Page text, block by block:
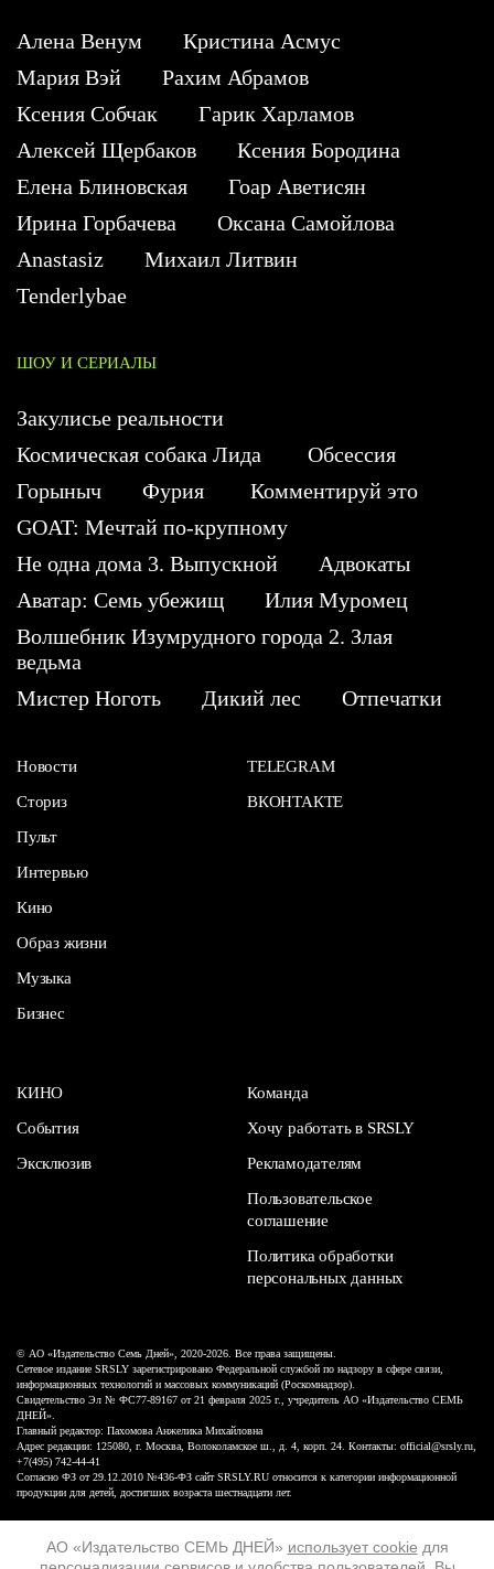
АО «Издательство СЕМЬ ДНЕЙ» использует cookie для
Алена Венум
Кристина Асмус
Мария Вэй
Рахим Абрамов
Ксения Собчак
Гарик Харламов
Алексей Щербаков
Ксения Бородина
Елена Блиновская
Гоар Аветисян
Ирина Горбачева
Оксана Самойлова
Anastasiz
Михаил Литвин
Tenderlybae
ШОУ И СЕРИАЛЫ
Закулисье реальности
Космическая собака Лида
Обсессия
Горыныч
Фурия
Комментируй это
GOAT: Мечтай по-крупному
Не одна дома 3. Выпускной
Адвокаты
Аватар: Семь убежищ
Илия Муромец
Волшебник Изумрудного города 2. Злая
ведьма
Мистер Ноготь
Дикий лес Отпечатки
Новости
Сториз
Пульт
Интервью
Кино
Образ жизни
Музыка
Бизнес
TELEGRAM
ВКОНТАКТЕ
КИНО
События
Эксклюзив
Команда
Хочу работать в SRSLY
Рекламодателям
Пользовательское
соглашение
Политика обработки
персональных данных
© АО «Издательство Семь Дней», 2020-2026. Все права защищены.
Сетевое издание SRSLY зарегистрировано Федеральной службой по надзору в сфере связи,
информационных технологий и массовых коммуникаций (Роскомнадзор).
Свидетельство Эл № ФС77-89167 от 21 февраля 2025 г., учредитель АО «Издательство СЕМЬ
ДНЕЙ».
Главный редактор: Пахомова Анжелика Михайловна
Адрес редакции: 125080, г. Москва, Волоколамское ш., д. 4, корп. 24. Контакты: official@srsly.ru,
+7(495) 742-44-41
Согласно ФЗ от 29.12.2010 №436-ФЗ сайт SRSLY.RU относится к категории информационной
продукции для детей, достигших возраста шестнадцати лет.